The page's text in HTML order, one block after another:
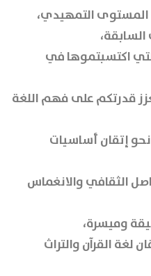
التمهيدي،
اكتسبتموها في
قدرتكم على فهم اللغة
إتقان أساسيات
الثقافي والانغماس
وميسرة،
القرآن والتراث